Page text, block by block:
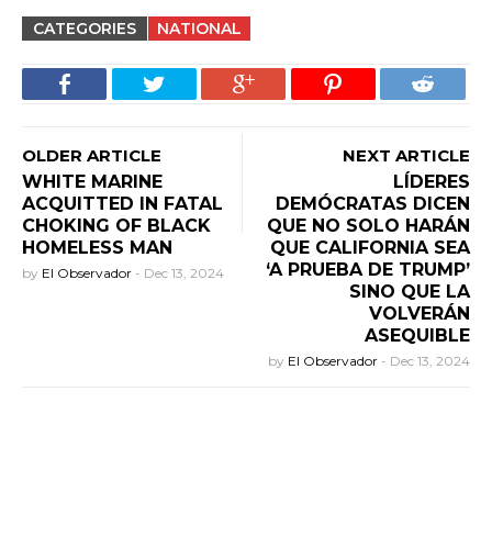
CATEGORIES NATIONAL
OLDER ARTICLE
WHITE MARINE
ACQUITTED IN FATAL
CHOKING OF BLACK
HOMELESS MAN
by El Observador - Dec 13, 2024
NEXT ARTICLE
LÍDERES
DEMÓCRATAS DICEN
QUE NO SOLO HARÁN
QUE CALIFORNIA SEA
‘A PRUEBA DE TRUMP’
SINO QUE LA
VOLVERÁN
ASEQUIBLE
by El Observador - Dec 13, 2024